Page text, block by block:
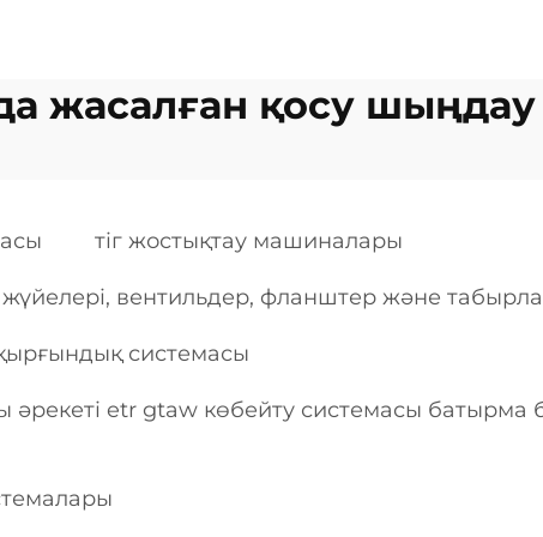
жасалған қосу шыңдау
тіг жостықтау машиналары
вентильдер, фланштер және
системасы
әрекеті etr gtaw көбейту системасы